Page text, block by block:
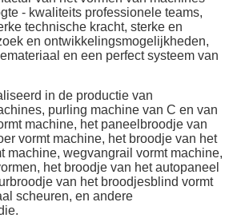
- kwaliteits professionele teams,
technische kracht, sterke en
en ontwikkelingsmogelijkheden,
en een perfect systeem van
in de productie van
purling machine van C en van
machine, het paneelbroodje van
vormt machine, het broodje van het
machine, wegvangrail vormt machine,
het broodje van het autopaneel
van het broodjesblind vormt
scheuren, en andere